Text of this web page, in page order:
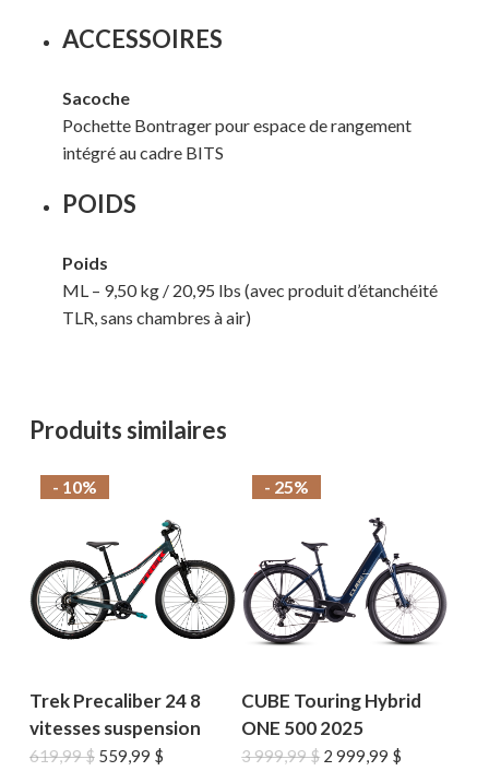
ACCESSOIRES
Sacoche
Pochette Bontrager pour espace de rangement
intégré au cadre BITS
POIDS
Poids
ML – 9,50 kg / 20,95 lbs (avec produit d’étanchéité
TLR, sans chambres à air)
Produits similaires
- 10%
Trek Precaliber 24 8
vitesses suspension
619,99$ Le
559,99 $Le
- 25%
CUBE Touring Hybrid
ONE 500 2025
3 999,99$ Le
2 999,99 $